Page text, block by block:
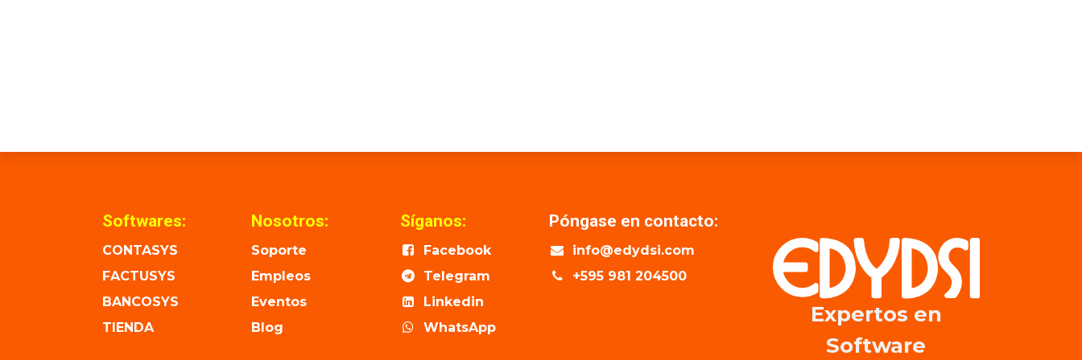
Softwares:
CONTASYS
FACTUSYS
BANCOSYS
TIENDA
Nosotros:
Soporte
Empleos
Eventos
Blog
Síganos:
Facebook
Telegram
Linkedin
WhatsApp
Póngase en contacto:
info@edydsi.com
+595 981 204500
Expertos en​
Software